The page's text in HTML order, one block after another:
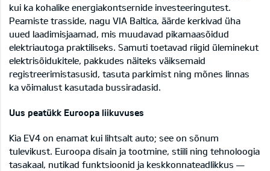
kui ka kohalike energiakontsernide investeeringutest.
Peamiste trasside, nagu VIA Baltica, äärde kerkivad üha
uued laadimisjaamad, mis muudavad pikamaasõidud
elektriautoga praktiliseks. Samuti toetavad riigid üleminekut
elektrisõidukitele, pakkudes näiteks väiksemaid
registreerimistasusid, tasuta parkimist ning mõnes linnas
ka võimalust kasutada bussiradasid.
Uus peatükk Euroopa liikuvuses
Kia EV4 on enamat kui lihtsalt auto; see on sõnum
tulevikust. Euroopa disain ja tootmine, stiili ning tehnoloogia
tasakaal, nutikad funktsioonid ja keskkonnateadlikkus —